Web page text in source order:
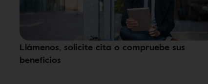
Llámenos, solicite cita o compruebe sus
beneficios